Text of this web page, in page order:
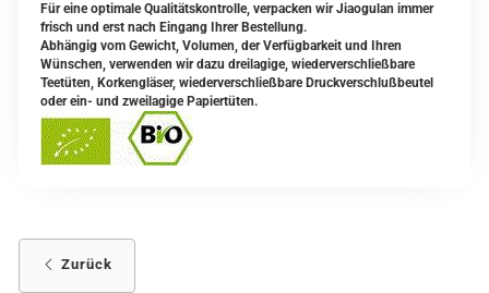
Für eine optimale Qualitätskontrolle, verpacken wir Jiaogulan immer
frisch und erst nach Eingang Ihrer Bestellung.
Abhängig vom Gewicht, Volumen, der Verfügbarkeit und Ihren
Wünschen, verwenden wir dazu dreilagige, wiederverschließbare
Teetüten, Korkengläser, wiederverschließbare Druckverschlußbeutel
oder ein- und zweilagige Papiertüten.
Zurück